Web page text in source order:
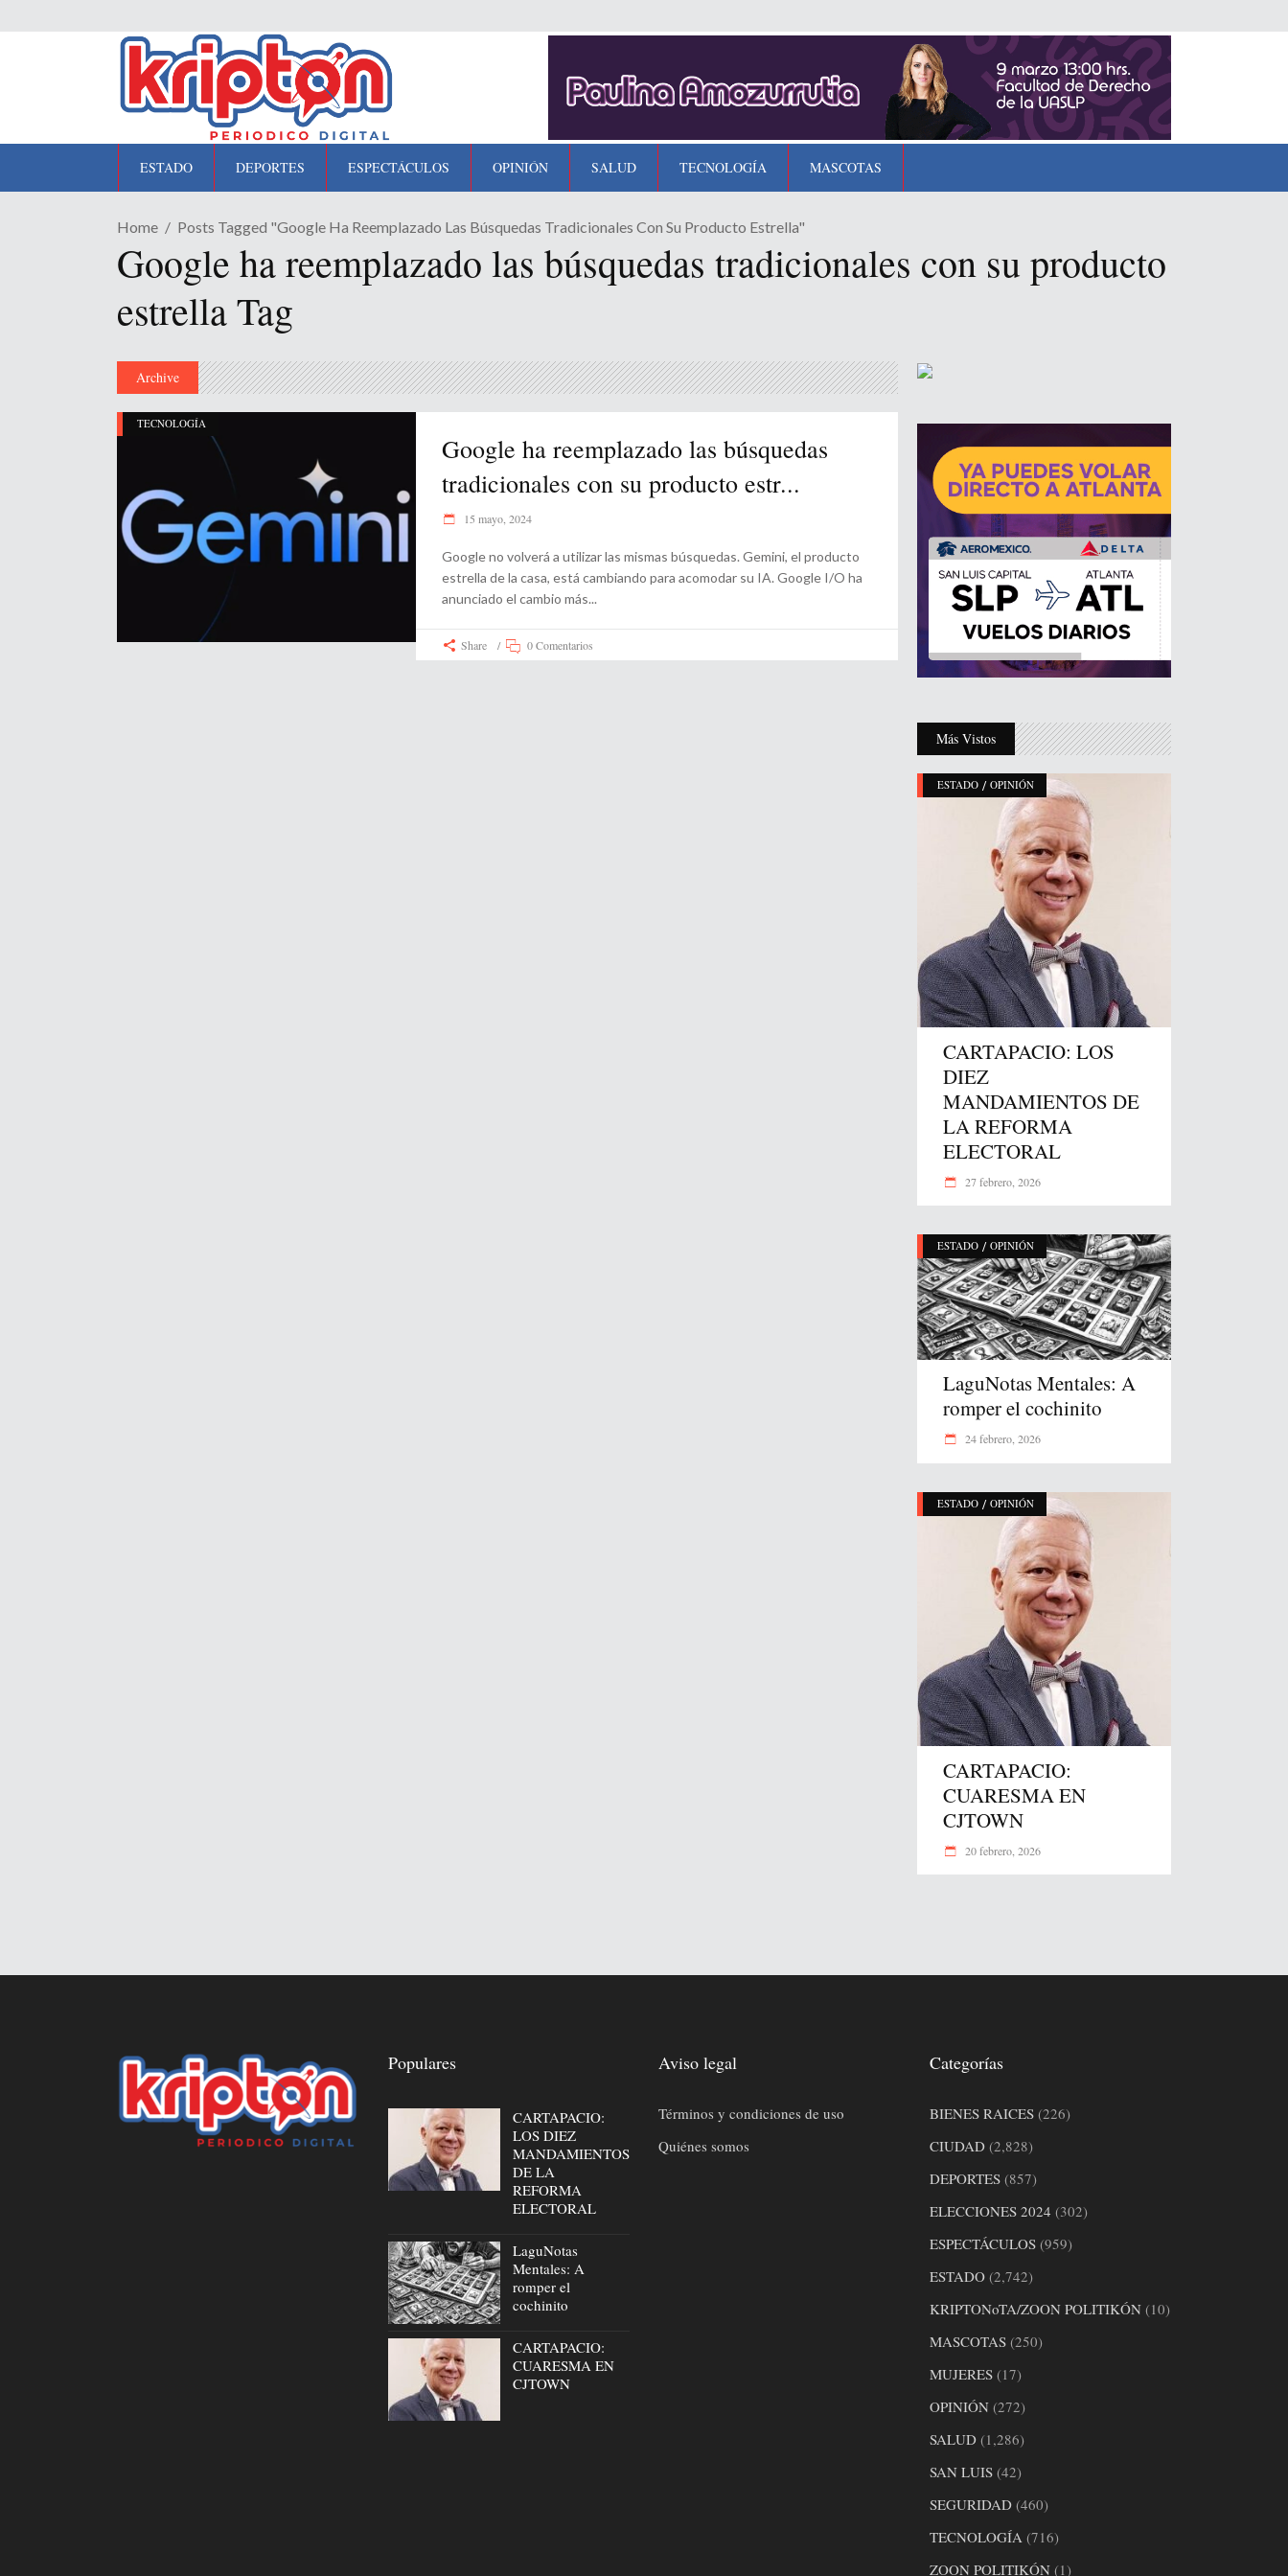
ESTADO DEPORTES ESPECTÁCULOS OPINIÓN SALUD TECNOLOGÍA MASCOTAS
Home Posts Tagged "Google Ha Reemplazado Las Búsquedas Tradicionales Con Su Producto Estrella"
Google ha reemplazado las búsquedas tradicionales con su producto
estrella Tag
Archive
TECNOLOGÍA
Google ha reemplazado las búsquedas
tradicionales con su producto estr...
15 mayo, 2024
Google no volverá a utilizar las mismas búsquedas. Gemini, el producto
estrella de la casa, está cambiando para acomodar su IA. Google I/O ha
anunciado el cambio más
Share 0 Comentarios
Más Vistos
ESTADO / OPINIÓN
CARTAPACIO: LOS
DIEZ
MANDAMIENTOS DE
LA REFORMA
ELECTORAL
27 febrero, 2026
ESTADO / OPINIÓN
LaguNotas Mentales: A
romper el cochinito
24 febrero, 2026
ESTADO / OPINIÓN
CARTAPACIO:
CUARESMA EN
CJTOWN
20 febrero, 2026
Populares
CARTAPACIO:
LOS DIEZ
MANDAMIENTOS
DE LA
REFORMA
ELECTORAL
LaguNotas
Mentales: A
romper el
cochinito
CARTAPACIO:
CUARESMA EN
CJTOWN
Aviso legal
Términos y condiciones de uso
Quiénes somos
Categorías
BIENES RAICES(226)
CIUDAD(2,828)
DEPORTES(857)
ELECCIONES 2024 (302)
ESPECTÁCULOS(959)
ESTADO(2,742)
KRIPTONoTA/ZOON POLITIKÓN(10)
MASCOTAS(250)
MUJERES(17)
OPINIÓN(272)
SALUD(1,286)
SAN LUIS(42)
SEGURIDAD(460)
TECNOLOGÍA (716)
ZOON POLITIKÓN(1)